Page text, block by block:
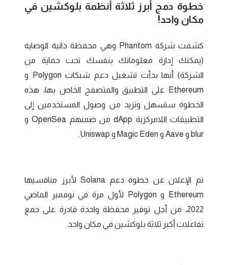
خطوة دمج أبرز ثلاثة أنظمة بلوكشين في
مكان واحد!
كشفت شركة Phantom وهي محفظة ذاتية الوصاية
(يمكنك إدارة معلوماتك بنفسك تحت حماية من
الشركة) أنها بدأت تشغيل دعم شبكات Polygon و
Ethereum على التطبيق والمتصفح الخاص بها، هذه
الخطوة ستسهل وتزيد من وصول المستخدمين إلى
التطبيقات اللامركزية dApp من ضمنهم OpenSea و
blur و Aave و Magic Eden و Uniswap.
تم الإعلان عن خطوة دعم Solana لأبرز منافسيها
Ethereum و Polygon لأول مرة في نوفمبر الماضي
2022، من أجل توفير محفظة واحدة قادرة على جمع
تفاعلات أكبر ثلاثة بلوكشين في مكان واحد.